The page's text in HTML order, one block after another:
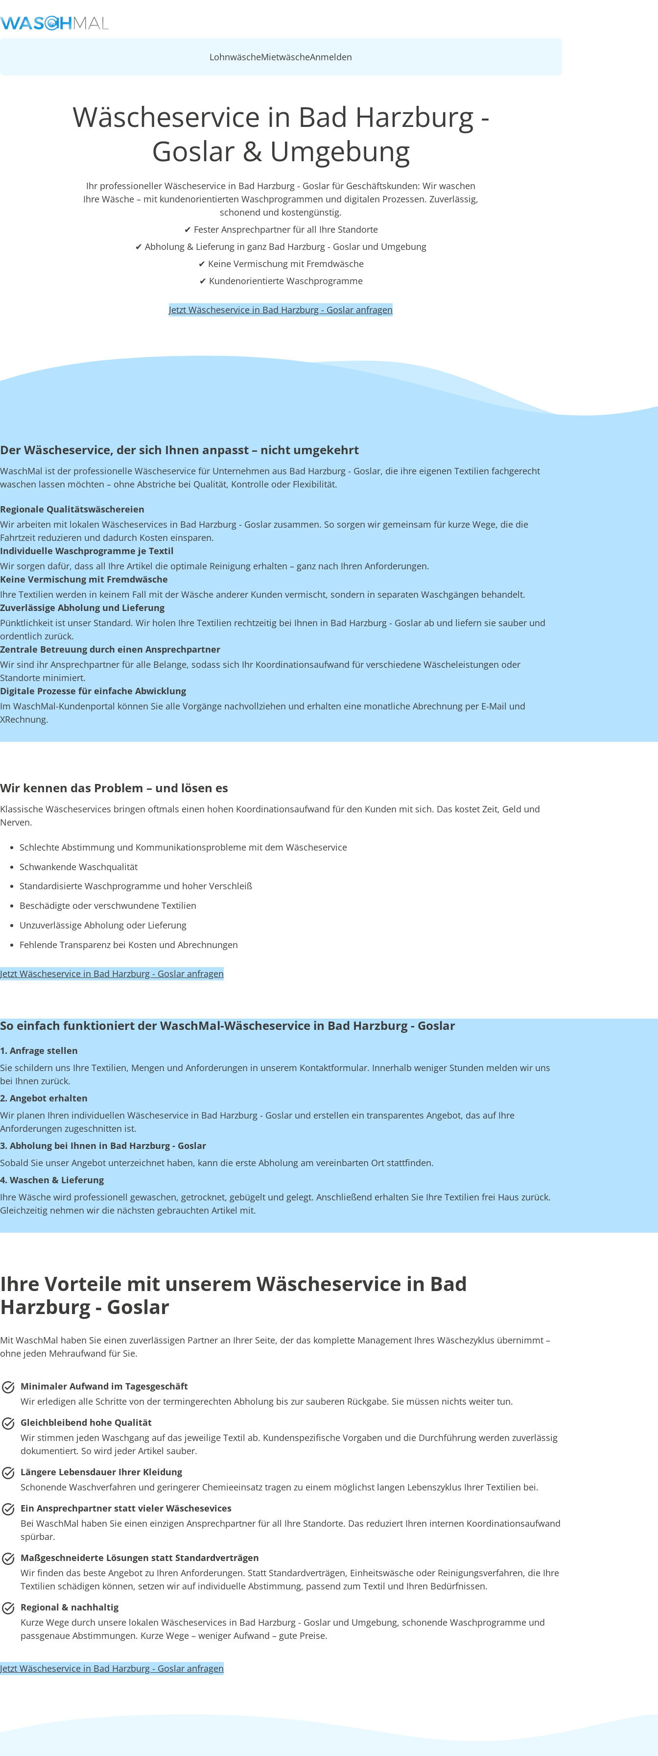
LohnwäscheMietwäscheAnmelden
Wäscheservice in Bad Harzburg -
Goslar & Umgebung
Ihr professioneller Wäscheservice in Bad Harzburg - Goslar für Geschäftskunden: Wir waschen
Ihre Wäsche – mit kundenorientierten Waschprogrammen und digitalen Prozessen. Zuverlässig,
schonend und kostengünstig.
✔ Fester Ansprechpartner für all Ihre Standorte
✔ Abholung & Lieferung in ganz Bad Harzburg - Goslar und Umgebung
✔ Keine Vermischung mit Fremdwäsche
✔ Kundenorientierte Waschprogramme
Jetzt Wäscheservice in Bad Harzburg - Goslar anfragen
Der Wäscheservice, der sich Ihnen anpasst – nicht umgekehrt
WaschMal ist der professionelle Wäscheservice für Unternehmen aus Bad Harzburg - Goslar, die ihre eigenen Textilien fachgerecht
waschen lassen möchten – ohne Abstriche bei Qualität, Kontrolle oder Flexibilität.
Regionale Qualitätswäschereien
Wir arbeiten mit lokalen Wäscheservices in Bad Harzburg - Goslar zusammen. So sorgen wir gemeinsam für kurze Wege, die die
Fahrtzeit reduzieren und dadurch Kosten einsparen.
Individuelle Waschprogramme je Textil
Wir sorgen dafür, dass all Ihre Artikel die optimale Reinigung erhalten – ganz nach Ihren Anforderungen.
Keine Vermischung mit Fremdwäsche
Ihre Textilien werden in keinem Fall mit der Wäsche anderer Kunden vermischt, sondern in separaten Waschgängen behandelt.
Zuverlässige Abholung und Lieferung
Pünktlichkeit ist unser Standard. Wir holen Ihre Textilien rechtzeitig bei Ihnen in Bad Harzburg - Goslar ab und liefern sie sauber und
ordentlich zurück.
Zentrale Betreuung durch einen Ansprechpartner
Wir sind ihr Ansprechpartner für alle Belange, sodass sich Ihr Koordinationsaufwand für verschiedene Wäscheleistungen oder
Standorte minimiert.
Digitale Prozesse für einfache Abwicklung
Im WaschMal-Kundenportal können Sie alle Vorgänge nachvollziehen und erhalten eine monatliche Abrechnung per E-Mail und
XRechnung.
Wir kennen das Problem – und lösen es
Klassische Wäscheservices bringen oftmals einen hohen Koordinationsaufwand für den Kunden mit sich. Das kostet Zeit, Geld und
Nerven.
Schlechte Abstimmung und Kommunikationsprobleme mit dem Wäscheservice
Schwankende Waschqualität
Standardisierte Waschprogramme und hoher Verschleiß
Beschädigte oder verschwundene Textilien
Unzuverlässige Abholung oder Lieferung
Fehlende Transparenz bei Kosten und Abrechnungen
Jetzt Wäscheservice in Bad Harzburg - Goslar anfragen
So einfach funktioniert der WaschMal-Wäscheservice in Bad Harzburg - Goslar
1. Anfrage stellen
Sie schildern uns Ihre Textilien, Mengen und Anforderungen in unserem Kontaktformular. Innerhalb weniger Stunden melden wir uns
bei Ihnen zurück.
2. Angebot erhalten
Wir planen Ihren individuellen Wäscheservice in Bad Harzburg - Goslar und erstellen ein transparentes Angebot, das auf Ihre
Anforderungen zugeschnitten ist.
3. Abholung bei Ihnen in Bad Harzburg - Goslar
Sobald Sie unser Angebot unterzeichnet haben, kann die erste Abholung am vereinbarten Ort stattfinden.
4. Waschen & Lieferung
Ihre Wäsche wird professionell gewaschen, getrocknet, gebügelt und gelegt. Anschließend erhalten Sie Ihre Textilien frei Haus zurück.
Gleichzeitig nehmen wir die nächsten gebrauchten Artikel mit.
Ihre Vorteile mit unserem Wäscheservice in Bad
Harzburg - Goslar
Mit WaschMal haben Sie einen zuverlässigen Partner an Ihrer Seite, der das komplette Management Ihres Wäschezyklus übernimmt –
ohne jeden Mehraufwand für Sie.
Minimaler Aufwand im Tagesgeschäft
Wir erledigen alle Schritte von der termingerechten Abholung bis zur sauberen Rückgabe. Sie müssen nichts weiter tun.
Gleichbleibend hohe Qualität
Wir stimmen jeden Waschgang auf das jeweilige Textil ab. Kundenspezifische Vorgaben und die Durchführung werden zuverlässig
dokumentiert. So wird jeder Artikel sauber.
Längere Lebensdauer Ihrer Kleidung
Schonende Waschverfahren und geringerer Chemieeinsatz tragen zu einem möglichst langen Lebenszyklus Ihrer Textilien bei.
Ein Ansprechpartner statt vieler Wäschesevices
Bei WaschMal haben Sie einen einzigen Ansprechpartner für all Ihre Standorte. Das reduziert Ihren internen Koordinationsaufwand
spürbar.
Maßgeschneiderte Lösungen statt Standardverträgen
Wir finden das beste Angebot zu Ihren Anforderungen. Statt Standardverträgen, Einheitswäsche oder Reinigungsverfahren, die Ihre
Textilien schädigen können, setzen wir auf individuelle Abstimmung, passend zum Textil und Ihren Bedürfnissen.
Regional & nachhaltig
Kurze Wege durch unsere lokalen Wäscheservices in Bad Harzburg - Goslar und Umgebung, schonende Waschprogramme und
passgenaue Abstimmungen. Kurze Wege – weniger Aufwand – gute Preise.
Jetzt Wäscheservice in Bad Harzburg - Goslar anfragen